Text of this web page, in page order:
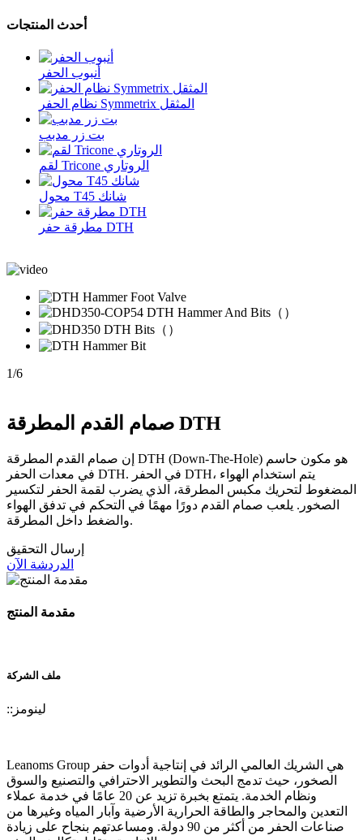
أحدث المنتجات
أنبوب الحفر
نظام الحفر Symmetrix المثقل
بت زر مدبب
لقم Tricone الروتاري
محول T45 شانك
مطرقة حفر DTH
1/6
صمام القدم المطرقة DTH
إن صمام القدم المطرقة DTH (Down-The-Hole) هو مكون حاسم
في معدات الحفر DTH. في الحفر DTH، يتم استخدام الهواء
المضغوط لتحريك مكبس المطرقة، الذي يضرب لقمة الحفر لتكسير
الصخور. يلعب صمام القدم دورًا مهمًا في التحكم في تدفق الهواء
والضغط داخل المطرقة.
إرسال التحقيق
الدردشة الآن
مقدمة المنتج
ملف الشركة
:: لينومز
Leanoms Group هي الشريك العالمي الرائد في إنتاجية أدوات حفر
الصخور، حيث تدمج البحث والتطوير الاحترافي والتصنيع والسوق
ونظام الخدمة. يتمتع بخبرة تزيد عن 20 عامًا في خدمة عملاء
التعدين والمحاجر والطاقة الحرارية الأرضية وآبار المياه وغيرها من
صناعات الحفر من أكثر من 90 دولة. ومساعدتهم بنجاح على زيادة